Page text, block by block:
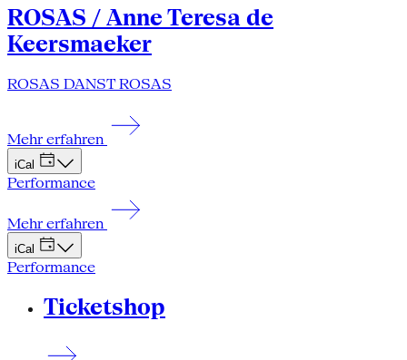
ROSAS / Anne Teresa de
Keersmaeker
ROSAS DANST ROSAS
Mehr erfahren
iCal
Performance
Mehr erfahren
iCal
Performance
Ticketshop